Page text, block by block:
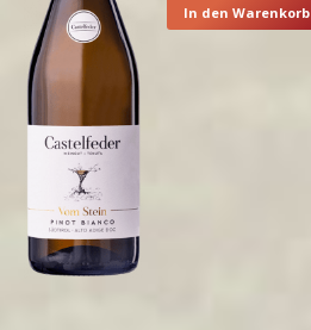
In den Warenkorb